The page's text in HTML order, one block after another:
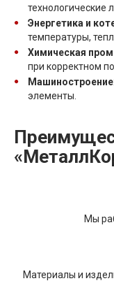
технологические
Энергетика и
температуры,
Химическая
при корректном
Машиностроение
элементы.
Мы
Материалы и